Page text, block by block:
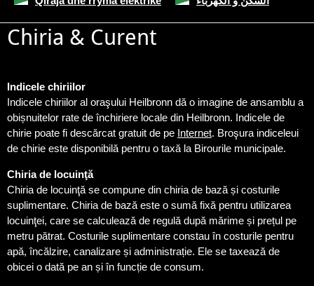
Chiria & Curent
Indicele chiriilor
Indicele chiriilor al oraşului Heilbronn dă o imagine de ansamblu a
obișnuitelor rate de închiriere locale din Heilbronn. Indicele de
chirie poate fi descărcat gratuit de pe Internet. Broşura indiceleui
de chirie este disponibilă pentru o taxă la Birourile municipale.
Chiria de locuinţă
Chiria de locuinţă se compune din chiria de bază și costurile
suplimentare. Chiria de bază este o sumă fixă pentru utilizarea
locuinţei, care se calculează de regulă după mărime și prețul pe
metru pătrat. Costurile suplimentare constau în costurile pentru
apă, încălzire, canalizare și administrație. Ele se taxează de
obicei o dată pe an și în funcție de consum.